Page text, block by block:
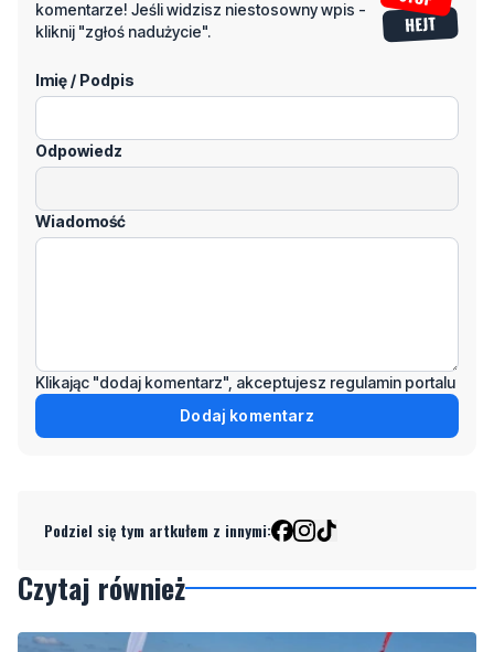
komentarze! Jeśli widzisz niestosowny wpis -
kliknij "zgłoś nadużycie".
Imię / Podpis
Odpowiedz
Wiadomość
Klikając "dodaj komentarz", akceptujesz regulamin portalu
Dodaj komentarz
Podziel się tym artkułem z innymi:
Czytaj również